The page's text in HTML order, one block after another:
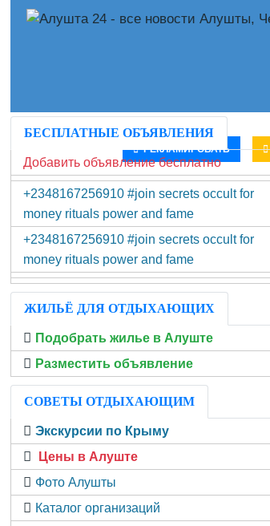
РЕКЛАМИРОВАТЬ
БЕСПЛАТНЫЕ ОБЪЯВЛЕНИЯ
Добавить объявление бесплатно
+2348167256910 #join secrets occult for
money rituals power and fame
+2348167256910 #join secrets occult for
money rituals power and fame
ЖИЛЬЁ ДЛЯ ОТДЫХАЮЩИХ
Подобрать жилье в Алуште
Разместить объявление
СОВЕТЫ ОТДЫХАЮЩИМ
Экскурсии по Крыму
Цены в Алуште
Фото Алушты
Каталог организаций